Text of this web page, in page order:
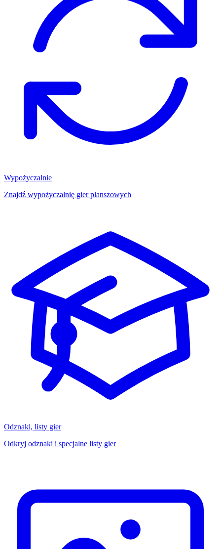
Wypożyczalnie
Znajdź wypożyczalnię gier planszowych
Odznaki, listy gier
Odkryj odznaki i specjalne listy gier